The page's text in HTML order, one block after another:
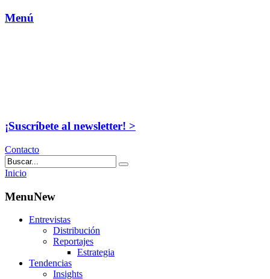
Menú
¡Suscríbete al newsletter! >
Contacto
Inicio
MenuNew
Entrevistas
Distribución
Reportajes
Estrategia
Tendencias
Insights